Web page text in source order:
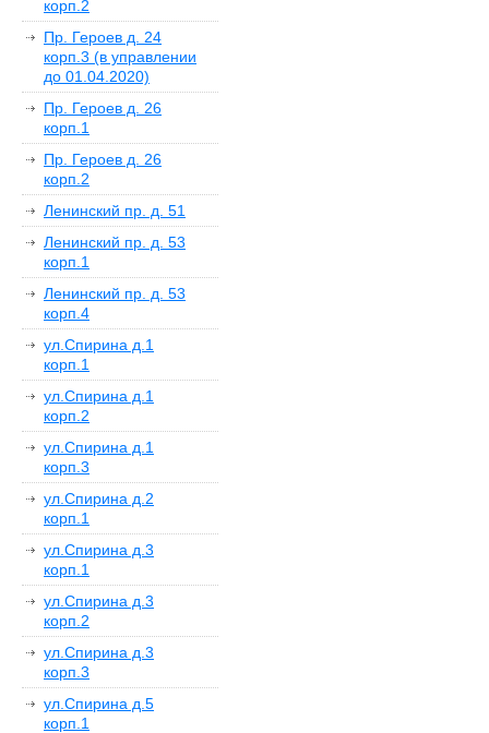
корп.2
Пр. Героев д. 24
корп.3 (в управлении
до 01.04.2020)
Пр. Героев д. 26
корп.1
Пр. Героев д. 26
корп.2
Ленинский пр. д. 51
Ленинский пр. д. 53
корп.1
Ленинский пр. д. 53
корп.4
ул.Спирина д.1
корп.1
ул.Спирина д.1
корп.2
ул.Спирина д.1
корп.3
ул.Спирина д.2
корп.1
ул.Спирина д.3
корп.1
ул.Спирина д.3
корп.2
ул.Спирина д.3
корп.3
ул.Спирина д.5
корп.1